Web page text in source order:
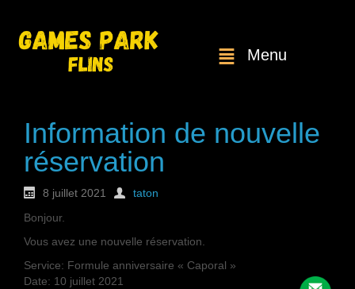
Menu
Information de nouvelle
réservation
8 juillet 2021
taton
Bonjour.
Vous avez une nouvelle réservation.
Service: Formule anniversaire « Caporal »
Date: 10 juillet 2021